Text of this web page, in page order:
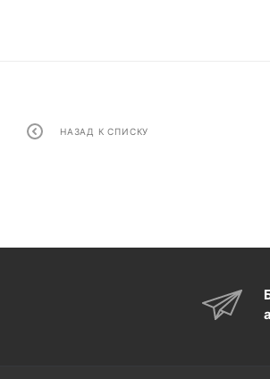
НАЗАД К СПИСКУ